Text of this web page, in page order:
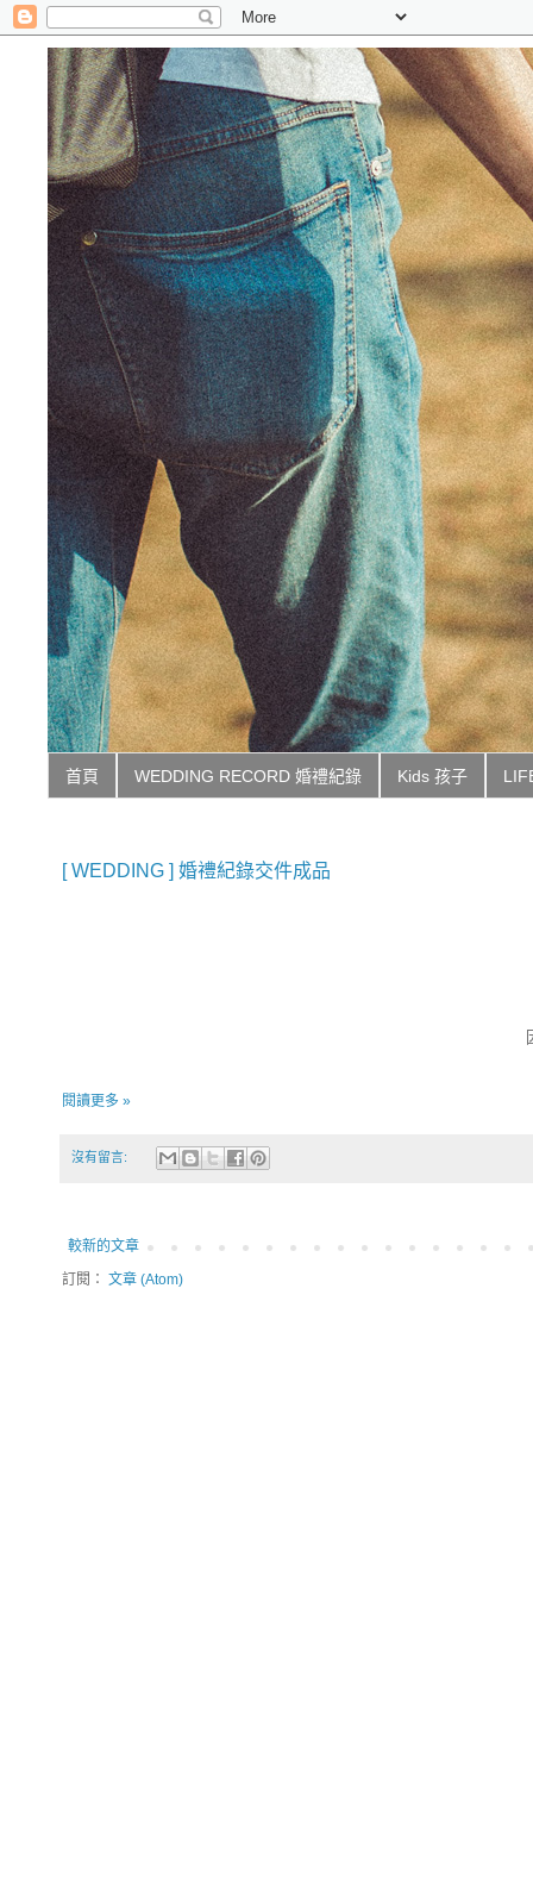
首頁 WEDDING RECORD 婚禮紀錄 Kids 孩子
[ WEDDING ] 婚禮紀錄交件成品
閱讀更多 »
沒有留言:
較新的文章
訂閱： 文章 (Atom)